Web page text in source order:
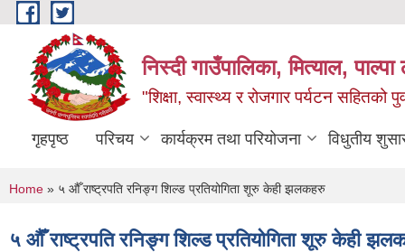
Skip to main content
निस्दी गाउँपालिका, मित्याल,
"शिक्षा, स्वास्थ्य र रोजगार पर्यटन
गृहपृष्ठ परिचय कार्यक्रम तथा परियोजना विधुतीय
You are here
Home » ५ औँ राष्ट्रपति रनिङ्ग शिल्ड प्रतियोगिता शूरु केही झलकहरु
५ औँ राष्ट्रपति रनिङ्ग शिल्ड प्रतियोगिता शूरु केही